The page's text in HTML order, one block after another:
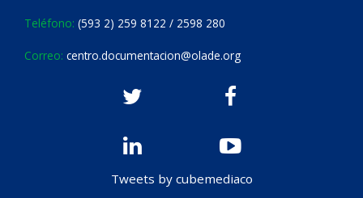
Teléfono: (593 2) 259 8122 / 2598 280
Correo: centro.documentacion@olade.org
Tweets by cubemediaco